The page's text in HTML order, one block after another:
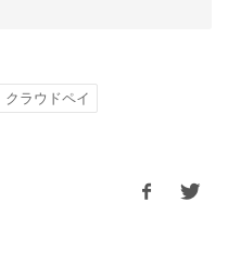
クラウドペイ